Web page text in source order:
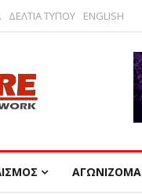
ΔΕΛΤΙΑ ΤΥΠΟΥ ENGLISH